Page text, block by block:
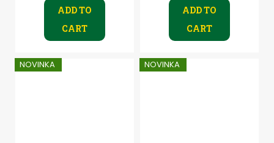
ADD TO
CART
ADD TO
CART
NOVINKA NOVINKA